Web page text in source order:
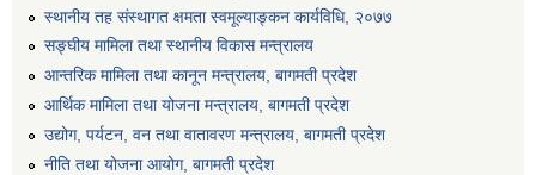
स्थानीय तह संस्थागत क्षमता स्वमूल्याङ्कन कार्यविधि, २०७७
सङ्घीय मामिला तथा स्थानीय विकास मन्त्रालय
आन्तरिक मामिला तथा कानून मन्त्रालय, बागमती प्रदेश
आर्थिक मामिला तथा योजना मन्त्रालय, बागमती प्रदेश
उद्योग, पर्यटन, वन तथा वातावरण मन्त्रालय, बागमती प्रदेश
नीति तथा योजना आयोग, बागमती प्रदेश